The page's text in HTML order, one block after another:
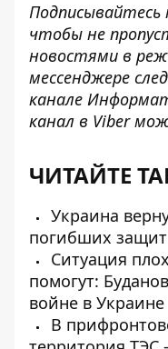
чтобы не
новостями в
мессенджере
канале
канал в Viber
ЧИТАЙТЕ
Украина
погибших
Ситуация
помогут:
войне в Украине
В